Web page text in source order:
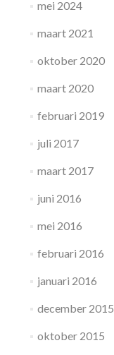
mei 2024
maart 2021
oktober 2020
maart 2020
februari 2019
juli 2017
maart 2017
juni 2016
mei 2016
februari 2016
januari 2016
december 2015
oktober 2015